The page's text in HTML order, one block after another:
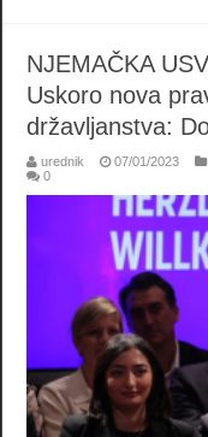
NJEMAČKA
Uskoro nova
državljanstva:
urednik 07/01/2023
0